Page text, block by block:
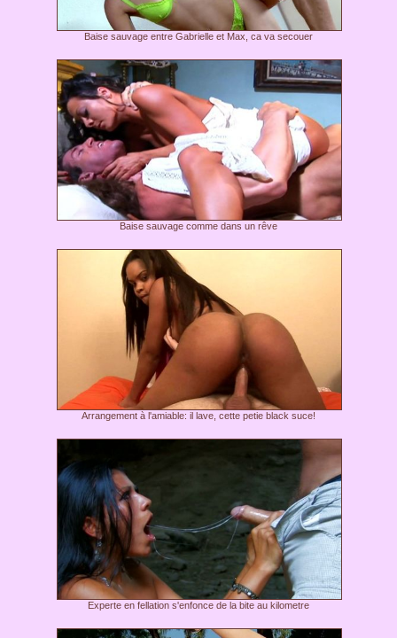
Baise sauvage entre Gabrielle et Max, ca va secouer
Baise sauvage comme dans un rêve
Arrangement à l'amiable: il lave, cette petie black suce!
Experte en fellation s'enfonce de la bite au kilometre